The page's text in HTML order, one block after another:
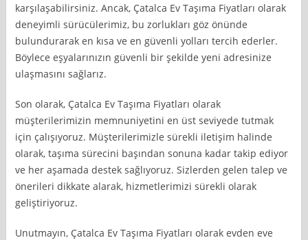
karşılaşabilirsiniz. Ancak, Çatalca Ev Taşıma Fiyatları olarak
deneyimli sürücülerimiz, bu zorlukları göz önünde
bulundurarak en kısa ve en güvenli yolları tercih ederler.
Böylece eşyalarınızın güvenli bir şekilde yeni adresinize
ulaşmasını sağlarız.
Son olarak, Çatalca Ev Taşıma Fiyatları olarak
müşterilerimizin memnuniyetini en üst seviyede tutmak
için çalışıyoruz. Müşterilerimizle sürekli iletişim halinde
olarak, taşıma sürecini başından sonuna kadar takip ediyor
ve her aşamada destek sağlıyoruz. Sizlerden gelen talep ve
önerileri dikkate alarak, hizmetlerimizi sürekli olarak
geliştiriyoruz.
Unutmayın, Çatalca Ev Taşıma Fiyatları olarak evden eve